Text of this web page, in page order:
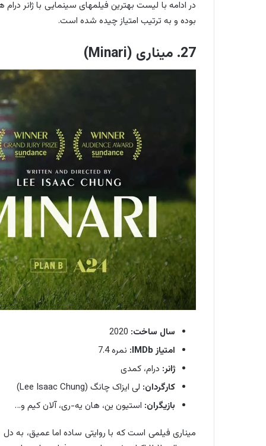
بوده و به ترتیب امتیاز چیده شده است.
27. میناری (Minari)
سال ساخت:
امتیاز IMDb:
نمره 7.4
ژانر: درام، کمدی
کارگردان: لی ایزاک چانگ (Lee Isaac Chung)
بازیگران: استیون ین، هان یه-ری، آلان کیم و…
میناری فیلمی است که با روایتی ساده اما عمیق، به